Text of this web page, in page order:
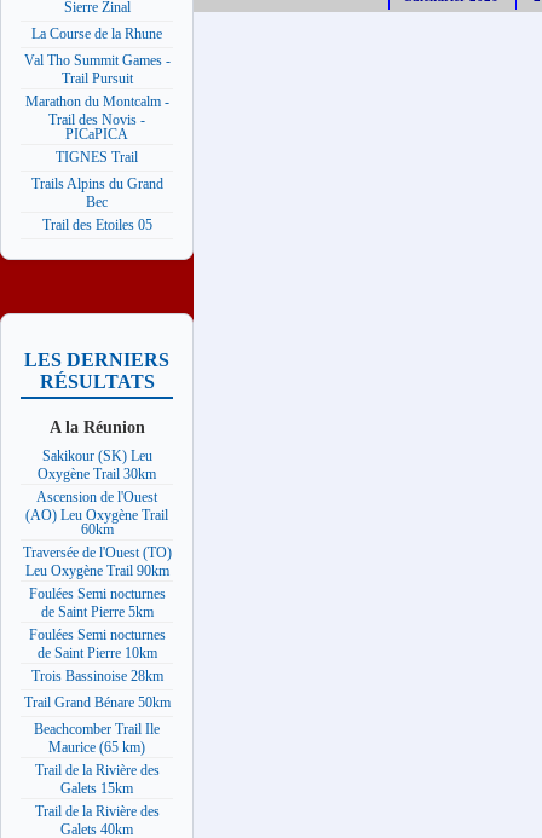
Sierre Zinal
La Course de la Rhune
Val Tho Summit Games -
Trail Pursuit
Marathon du Montcalm -
Trail des Novis -
PICaPICA
TIGNES Trail
Trails Alpins du Grand
Bec
Trail des Etoiles 05
LES DERNIERS
RÉSULTATS
A la Réunion
Sakikour (SK) Leu
Oxygène Trail 30km
Ascension de l'Ouest
(AO) Leu Oxygène Trail
60km
Traversée de l'Ouest (TO)
Leu Oxygène Trail 90km
Foulées Semi nocturnes
de Saint Pierre 5km
Foulées Semi nocturnes
de Saint Pierre 10km
Trois Bassinoise 28km
Trail Grand Bénare 50km
Beachcomber Trail Ile
Maurice (65 km)
Trail de la Rivière des
Galets 15km
Trail de la Rivière des
Galets 40km